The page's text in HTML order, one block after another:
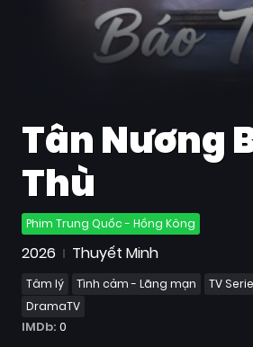
Tân Nương
Thù
Phim Trung Quốc - Hồng Kông
2026 Thuyết Minh
Tâm lý Tình cảm - Lãng mạn
TV
DramaTV
IMDb: 0